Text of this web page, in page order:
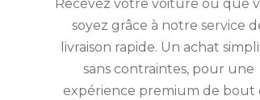
Recevez votre voiture où que
soyez grâce à notre service
livraison rapide. Un achat
sans contraintes, pour une
expérience premium de bout